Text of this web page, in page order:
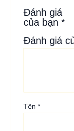
Đánh giá
của bạn*
Đánh giá
Tên*